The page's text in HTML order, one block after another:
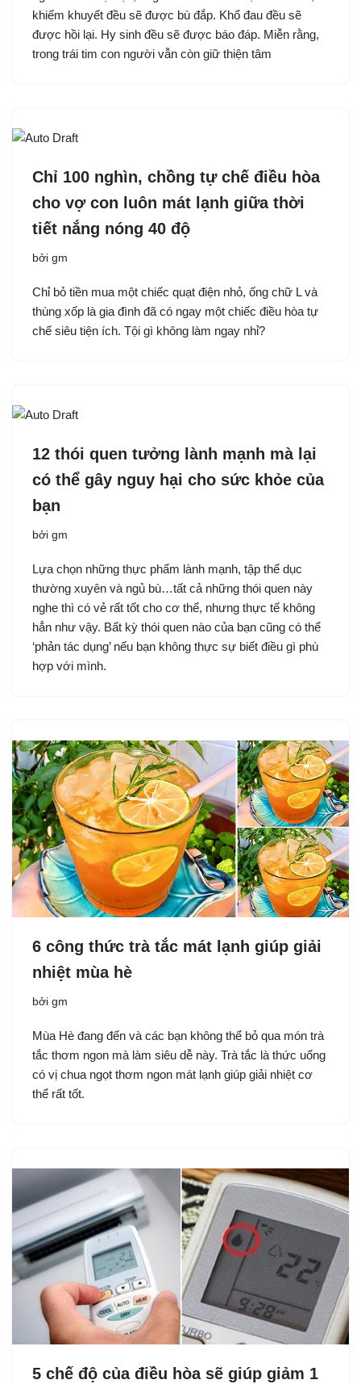
khiếm khuyết đều sẽ được bù đắp. Khổ đau đều sẽ
được hồi lại. Hy sinh đều sẽ được báo đáp. Miễn rằng,
trong trái tim con người vẫn còn giữ thiện tâm
Chỉ 100 nghìn, chồng tự chế điều hòa
cho vợ con luôn mát lạnh giữa thời
tiết nắng nóng 40 độ
bởi gm
Chỉ bỏ tiền mua một chiếc quạt điện nhỏ, ống chữ L và
thùng xốp là gia đình đã có ngay một chiếc điều hòa tự
chế siêu tiện ích. Tội gì không làm ngay nhỉ?
12 thói quen tưởng lành mạnh mà lại
có thể gây nguy hại cho sức khỏe của
bạn
bởi gm
Lựa chọn những thực phẩm lành mạnh, tập thể dục
thường xuyên và ngủ bù…tất cả những thói quen này
nghe thì có vẻ rất tốt cho cơ thể, nhưng thực tế không
hẳn như vậy. Bất kỳ thói quen nào của bạn cũng có thể
‘phản tác dụng’ nếu bạn không thực sự biết điều gì phù
hợp với mình.
6 công thức trà tắc mát lạnh giúp giải
nhiệt mùa hè
bởi gm
Mùa Hè đang đến và các bạn không thể bỏ qua món trà
tắc thơm ngon mà làm siêu dễ này. Trà tắc là thức uống
có vị chua ngọt thơm ngon mát lạnh giúp giải nhiệt cơ
thể rất tốt.
5 chế độ của điều hòa sẽ giúp giảm 1